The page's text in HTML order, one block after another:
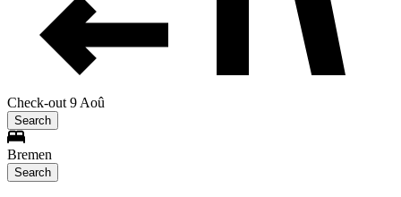
Check-out 9 Aoû
Search
Bremen
Search